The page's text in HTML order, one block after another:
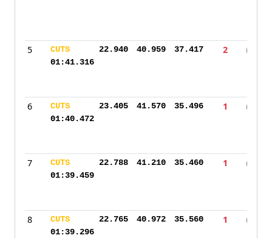
5
CUTS
01:41.316
22.940 40.959 37.417 2
6
CUTS
01:40.472
23.405 41.570 35.496 1
7
CUTS
01:39.459
22.788 41.210 35.460 1
8
CUTS
01:39.296
22.765 40.972 35.560 1